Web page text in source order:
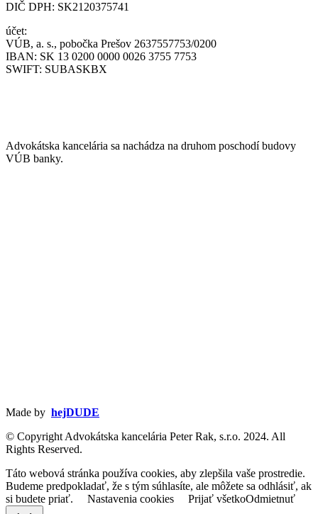
DIČ DPH: SK2120375741
účet:
VÚB, a. s., pobočka Prešov 2637557753/0200
IBAN: SK 13 0200 0000 0026 3755 7753
SWIFT: SUBASKBX
Advokátska kancelária sa nachádza na druhom poschodí budovy
VÚB banky.
Made by hejDUDE
© Copyright Advokátska kancelária Peter Rak, s.r.o. 2024. All
Rights Reserved.
Táto webová stránka používa cookies, aby zlepšila vaše prostredie.
Budeme predpokladať, že s tým súhlasíte, ale môžete sa odhlásiť, ak
si budete priať.
Nastavenia cookies Prijať všetkoOdmietnuť